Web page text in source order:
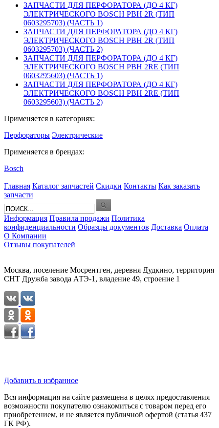
ЗАПЧАСТИ ДЛЯ ПЕРФОРАТОРА (ДО 4 КГ)
ЭЛЕКТРИЧЕСКОГО BOSCH PBH 2R (ТИП
0603295703) (ЧАСТЬ 1)
ЗАПЧАСТИ ДЛЯ ПЕРФОРАТОРА (ДО 4 КГ)
ЭЛЕКТРИЧЕСКОГО BOSCH PBH 2R (ТИП
0603295703) (ЧАСТЬ 2)
ЗАПЧАСТИ ДЛЯ ПЕРФОРАТОРА (ДО 4 КГ)
ЭЛЕКТРИЧЕСКОГО BOSCH PBH 2RE (ТИП
0603295603) (ЧАСТЬ 1)
ЗАПЧАСТИ ДЛЯ ПЕРФОРАТОРА (ДО 4 КГ)
ЭЛЕКТРИЧЕСКОГО BOSCH PBH 2RE (ТИП
0603295603) (ЧАСТЬ 2)
Применяется в категориях:
Перфораторы Электрические
Применяется в брендах:
Bosch
Главная Каталог запчастей Скидки Контакты Как заказать
запчасти
Информация Правила продажи Политика
конфиденциальности Образцы документов Доставка Оплата
О Компании
Отзывы покупателей
Москва, поселение Мосрентген, деревня Дудкино, территория
СНТ Дружба завода АТЭ-1, владение 49, строение 1
Добавить в избранное
Вся информация на сайте размещена в целях предоставления
возможности покупателю ознакомиться с товаром перед его
приобретением, и не является публичной офертой (статья 437
ГК РФ).